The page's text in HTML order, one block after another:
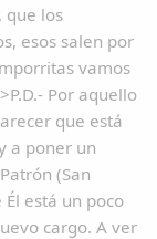
que los
esos salen por
vamos
Por aquello
que está
a poner un
(San
está un poco
cargo. A ver